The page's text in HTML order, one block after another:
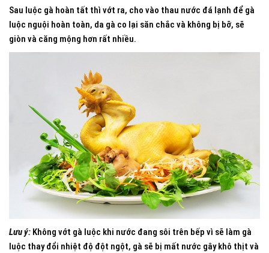
Sau luộc gà hoàn tất thì vớt ra, cho vào thau nước đá lạnh để gà
luộc nguội hoàn toàn, da gà co lại săn chắc và không bị bỡ, sẽ
giòn và căng mộng hơn rất nhiều.
Lưu ý: Không vớt gà luộc khi nước đang sôi trên bếp vì sẽ làm gà
luộc thay đổi nhiệt độ đột ngột, gà sẽ bị mất nước gây khô thịt và